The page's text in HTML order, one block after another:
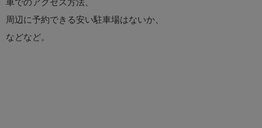
車でのアクセス方法、
周辺に予約できる安い駐車場はないか、
などなど。